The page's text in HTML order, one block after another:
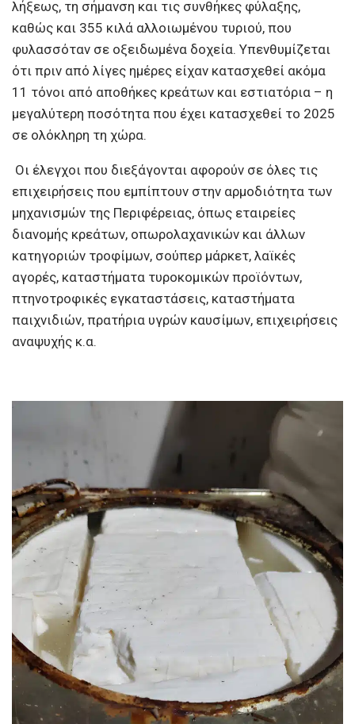
λήξεως, τη σήμανση και τις συνθήκες φύλαξης,
καθώς και 355 κιλά αλλοιωμένου τυριού, που
φυλασσόταν σε οξειδωμένα δοχεία. Υπενθυμίζεται
ότι πριν από λίγες ημέρες είχαν κατασχεθεί ακόμα
11 τόνοι από αποθήκες κρεάτων και εστιατόρια – η
μεγαλύτερη ποσότητα που έχει κατασχεθεί το 2025
σε ολόκληρη τη χώρα.
Οι έλεγχοι που διεξάγονται αφορούν σε όλες τις
επιχειρήσεις που εμπίπτουν στην αρμοδιότητα των
μηχανισμών της Περιφέρειας, όπως εταιρείες
διανομής κρεάτων, οπωρολαχανικών και άλλων
κατηγοριών τροφίμων, σούπερ μάρκετ, λαϊκές
αγορές, καταστήματα τυροκομικών προϊόντων,
πτηνοτροφικές εγκαταστάσεις, καταστήματα
παιχνιδιών, πρατήρια υγρών καυσίμων, επιχειρήσεις
αναψυχής κ.α.